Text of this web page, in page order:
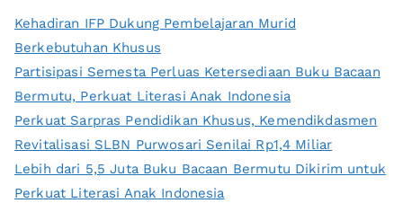
Kehadiran IFP Dukung Pembelajaran Murid
Berkebutuhan Khusus
Partisipasi Semesta Perluas Ketersediaan Buku Bacaan
Bermutu, Perkuat Literasi Anak Indonesia
Perkuat Sarpras Pendidikan Khusus, Kemendikdasmen
Revitalisasi SLBN Purwosari Senilai Rp1,4 Miliar
Lebih dari 5,5 Juta Buku Bacaan Bermutu Dikirim untuk
Perkuat Literasi Anak Indonesia